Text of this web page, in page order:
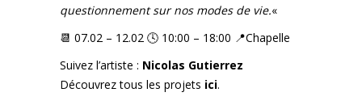
questionnement sur nos modes de vie.«
📆 07.02 – 12.02 🕓 10:00 – 18:00 📍Chapelle
Suivez l’artiste : Nicolas Gutierrez
Découvrez tous les projets ici.